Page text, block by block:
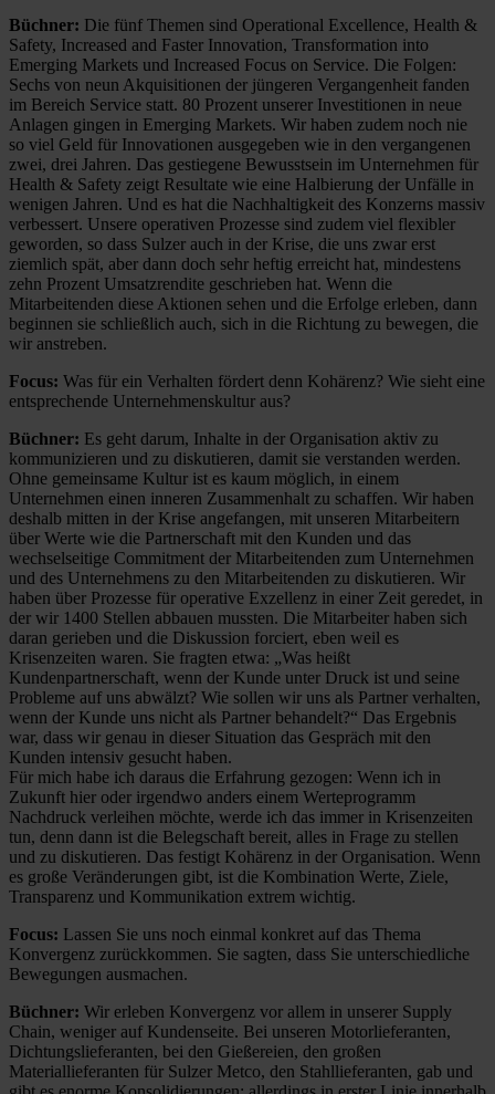
Büchner: Die fünf Themen sind Operational Excellence, Health &
Safety, Increased and Faster Innovation, Transformation into
Emerging Markets und Increased Focus on Service. Die Folgen:
Sechs von neun Akquisitionen der jüngeren Vergangenheit fanden
im Bereich Service statt. 80 Prozent unserer Investitionen in neue
Anlagen gingen in Emerging Markets. Wir haben zudem noch nie
so viel Geld für Innovationen ausgegeben wie in den vergangenen
zwei, drei Jahren. Das gestiegene Bewusstsein im Unternehmen für
Health & Safety zeigt Resultate wie eine Halbierung der Unfälle in
wenigen Jahren. Und es hat die Nachhaltigkeit des Konzerns massiv
verbessert. Unsere operativen Prozesse sind zudem viel flexibler
geworden, so dass Sulzer auch in der Krise, die uns zwar erst
ziemlich spät, aber dann doch sehr heftig erreicht hat, mindestens
zehn Prozent Umsatzrendite geschrieben hat. Wenn die
Mitarbeitenden diese Aktionen sehen und die Erfolge erleben, dann
beginnen sie schließlich auch, sich in die Richtung zu bewegen, die
wir anstreben.
Focus: Was für ein Verhalten fördert denn Kohärenz? Wie sieht eine
entsprechende Unternehmenskultur aus?
Büchner: Es geht darum, Inhalte in der Organisation aktiv zu
kommunizieren und zu diskutieren, damit sie verstanden werden.
Ohne gemeinsame Kultur ist es kaum möglich, in einem
Unternehmen einen inneren Zusammenhalt zu schaffen. Wir haben
deshalb mitten in der Krise angefangen, mit unseren Mitarbeitern
über Werte wie die Partnerschaft mit den Kunden und das
wechselseitige Commitment der Mitarbeitenden zum Unternehmen
und des Unternehmens zu den Mitarbeitenden zu diskutieren. Wir
haben über Prozesse für operative Exzellenz in einer Zeit geredet, in
der wir 1400 Stellen abbauen mussten. Die Mitarbeiter haben sich
daran gerieben und die Diskussion forciert, eben weil es
Krisenzeiten waren. Sie fragten etwa: „Was heißt
Kundenpartnerschaft, wenn der Kunde unter Druck ist und seine
Probleme auf uns abwälzt? Wie sollen wir uns als Partner verhalten,
wenn der Kunde uns nicht als Partner behandelt?“ Das Ergebnis
war, dass wir genau in dieser Situation das Gespräch mit den
Kunden intensiv gesucht haben.
Für mich habe ich daraus die Erfahrung gezogen: Wenn ich in
Zukunft hier oder irgendwo anders einem Werteprogramm
Nachdruck verleihen möchte, werde ich das immer in Krisenzeiten
tun, denn dann ist die Belegschaft bereit, alles in Frage zu stellen
und zu diskutieren. Das festigt Kohärenz in der Organisation. Wenn
es große Veränderungen gibt, ist die Kombination Werte, Ziele,
Transparenz und Kommunikation extrem wichtig.
Focus: Lassen Sie uns noch einmal konkret auf das Thema
Konvergenz zurückkommen. Sie sagten, dass Sie unterschiedliche
Bewegungen ausmachen.
Büchner: Wir erleben Konvergenz vor allem in unserer Supply
Chain, weniger auf Kundenseite. Bei unseren Motorlieferanten,
Dichtungslieferanten, bei den Gießereien, den großen
Materiallieferanten für Sulzer Metco, den Stahllieferanten, gab und